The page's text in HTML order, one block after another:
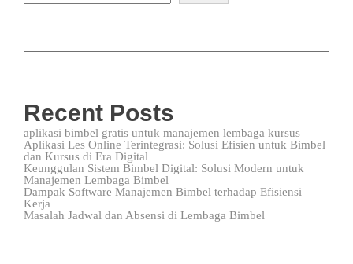
Recent Posts
aplikasi bimbel gratis untuk manajemen lembaga kursus
Aplikasi Les Online Terintegrasi: Solusi Efisien untuk Bimbel
dan Kursus di Era Digital
Keunggulan Sistem Bimbel Digital: Solusi Modern untuk
Manajemen Lembaga Bimbel
Dampak Software Manajemen Bimbel terhadap Efisiensi
Kerja
Masalah Jadwal dan Absensi di Lembaga Bimbel